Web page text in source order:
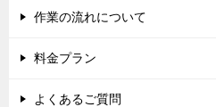
作業の流れについて
料金プラン
よくあるご質問